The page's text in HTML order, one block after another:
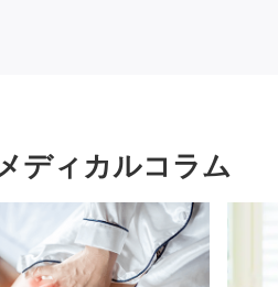
ディカルコラム